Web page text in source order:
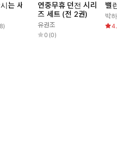
는 새
)
연중무휴 던전 시리
즈 세트 (전 2권)
유권조
0 (0)
밸
박